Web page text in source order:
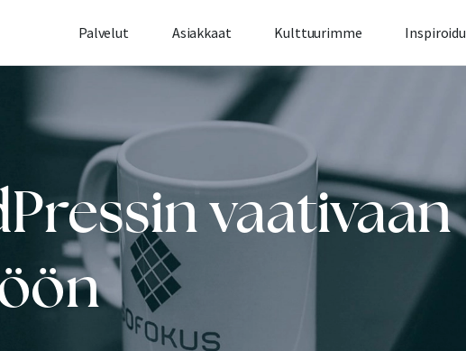
Palvelut Asiakkaat Kulttuurimme Inspiroidu
vaativaan